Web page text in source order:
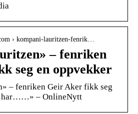
› kompani-lauritzen-fenrik…
– fenriken
seg en oppvekker
– fenriken Geir Aker fikk seg
har……» – OnlineNytt